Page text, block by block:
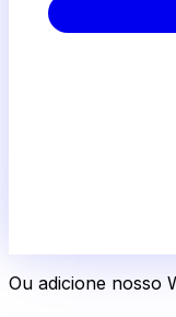
Ou adicione nosso